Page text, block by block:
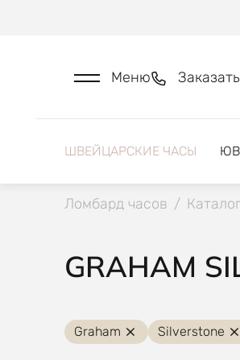
Меню
ШВЕЙЦАРСКИЕ ЧАСЫ
Ломбард часов /
GRAHAM
Graham Silverstone